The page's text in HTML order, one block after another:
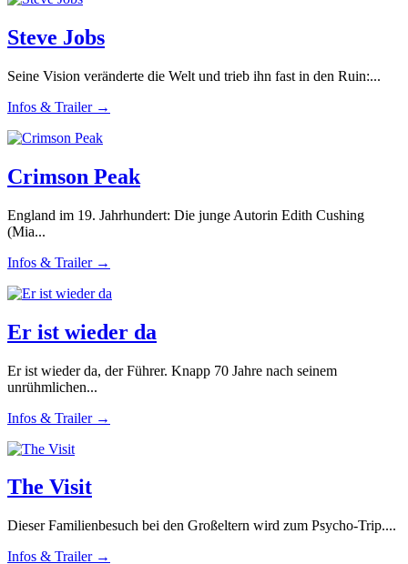
Steve Jobs
Seine Vision veränderte die Welt und trieb ihn fast in den Ruin:...
Infos & Trailer →
Crimson Peak
England im 19. Jahrhundert: Die junge Autorin Edith Cushing
(Mia...
Infos & Trailer →
Er ist wieder da
Er ist wieder da, der Führer. Knapp 70 Jahre nach seinem
unrühmlichen...
Infos & Trailer →
The Visit
Dieser Familienbesuch bei den Großeltern wird zum Psycho-Trip....
Infos & Trailer →